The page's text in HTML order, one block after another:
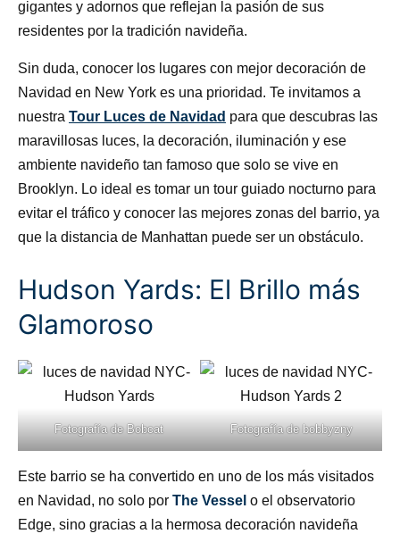
gigantes y adornos que reflejan la pasión de sus
residentes por la tradición navideña.
Sin duda, conocer los lugares con mejor decoración de
Navidad en New York es una prioridad. Te invitamos a
nuestra Tour Luces de Navidad para que descubras las
maravillosas luces, la decoración, iluminación y ese
ambiente navideño tan famoso que solo se vive en
Brooklyn. Lo ideal es tomar un tour guiado nocturno para
evitar el tráfico y conocer las mejores zonas del barrio, ya
que la distancia de Manhattan puede ser un obstáculo.
Hudson Yards: El Brillo más
Glamoroso
Fotografía de Bobcat Fotografía debobbyzny
Este barrio se ha convertido en uno de los más visitados
en Navidad, no solo por The Vessel o el observatorio
Edge, sino gracias a la hermosa decoración navideña